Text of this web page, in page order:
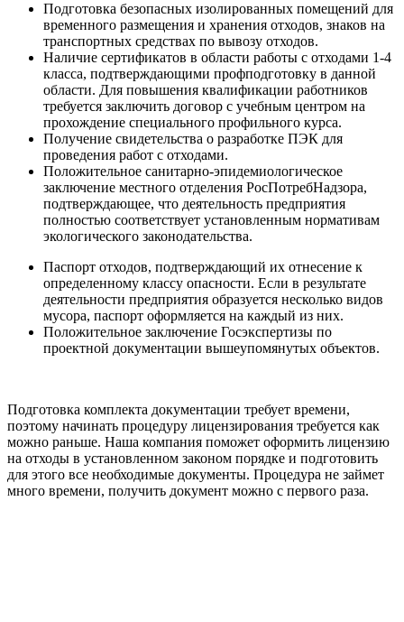
Подготовка безопасных изолированных помещений для
временного размещения и хранения отходов, знаков на
транспортных средствах по вывозу отходов.
Наличие сертификатов в области работы с отходами 1-4
класса, подтверждающими профподготовку в данной
области. Для повышения квалификации работников
требуется заключить договор с учебным центром на
прохождение специального профильного курса.
Получение свидетельства о разработке ПЭК для
проведения работ с отходами.
Положительное санитарно-эпидемиологическое
заключение местного отделения РосПотребНадзора,
подтверждающее, что деятельность предприятия
полностью соответствует установленным нормативам
экологического законодательства.
Паспорт отходов, подтверждающий их отнесение к
определенному классу опасности. Если в результате
деятельности предприятия образуется несколько видов
мусора, паспорт оформляется на каждый из них.
Положительное заключение Госэкспертизы по
проектной документации вышеупомянутых объектов.
Подготовка комплекта документации требует времени,
поэтому начинать процедуру лицензирования требуется как
можно раньше. Наша компания поможет оформить лицензию
на отходы в установленном законом порядке и подготовить
для этого все необходимые документы. Процедура не займет
много времени, получить документ можно с первого раза.